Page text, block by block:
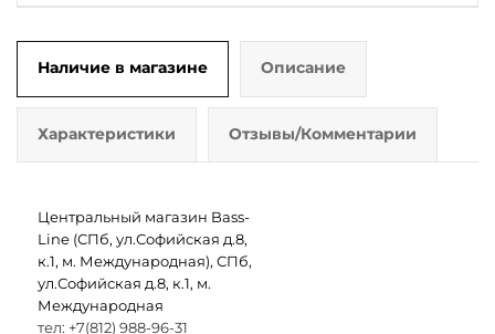
Наличие в магазине Описание
Характеристики Отзывы/Комментарии
Центральный магазин Bass-
Line (СПб, ул.Софийская д.8,
к.1, м. Международная), СПб,
ул.Софийская д.8, к.1, м.
Международная
тел: +7(812) 988-96-31